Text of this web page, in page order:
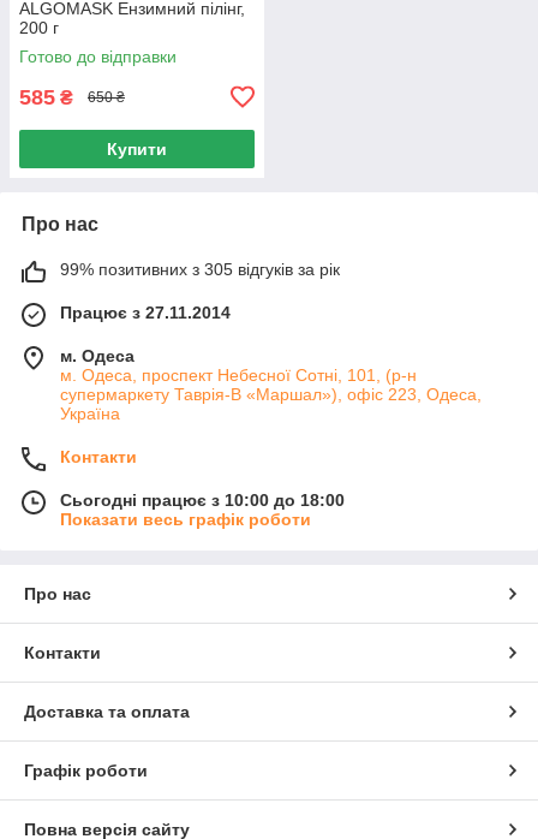
ALGOMASK Ензимний пілінг,
200 г
Готово до відправки
585 ₴ 650 ₴
Купити
Про нас
99% позитивних з 305 відгуків за рік
Працює з 27.11.2014
м. Одеса
м. Одеса, проспект Небесної Сотні, 101, (р-н
супермаркету Таврія-В «Маршал»), офіс 223, Одеса,
Україна
Контакти
Сьогодні працює з 10:00 до 18:00
Показати весь графік роботи
Про нас
Контакти
Доставка та оплата
Графік роботи
Повна версія сайту